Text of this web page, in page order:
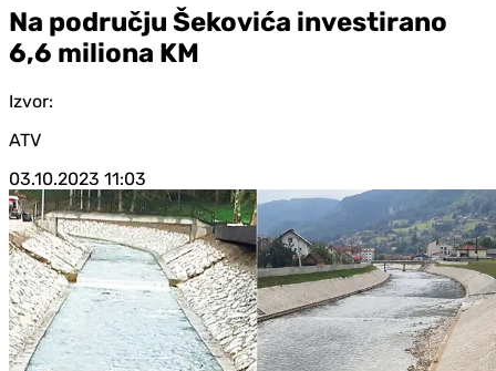
Na području Šekovića investirano
6,6 miliona KM
Izvor:
ATV
03.10.2023 11:03